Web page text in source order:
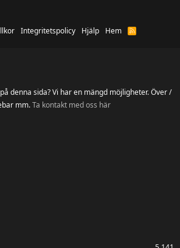
Integritetspolicy Hjälp Hem
R
denna sida? Vi har en mängd möjligheter. Över /
mm.Ta kontakt med oss här